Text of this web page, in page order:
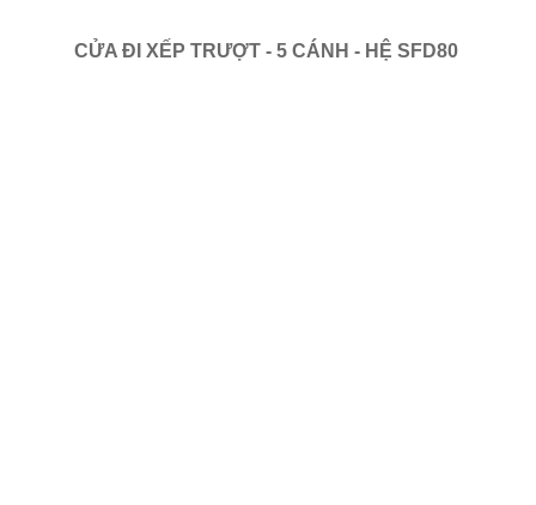
CỬA ĐI XẾP TRƯỢT - 5 CÁNH - HỆ SFD80